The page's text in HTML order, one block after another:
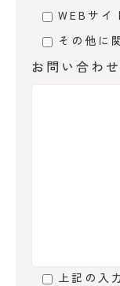
WEBサイ
その他に
お問い合わ
上記の入